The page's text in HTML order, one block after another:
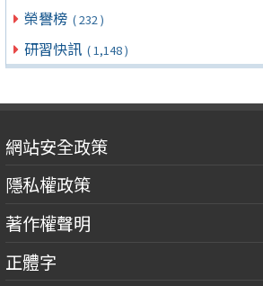
榮譽榜 ( 232 )
研習快訊 ( 1,148 )
網站安全政策
隱私權政策
著作權聲明
正體字